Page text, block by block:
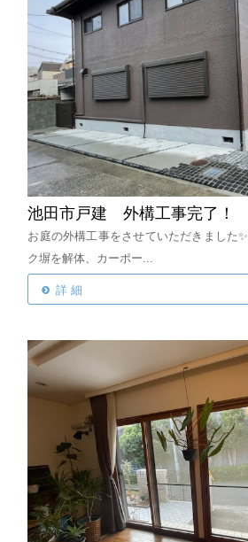
池田市戸建 外構工事完了！
お庭の外構工事をさせていただきました✨
ク塀を解体、カーポー...
詳 細